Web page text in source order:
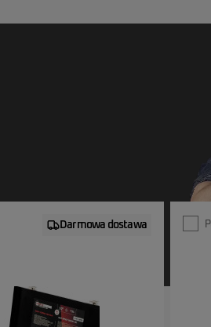
Darmowa dostawa